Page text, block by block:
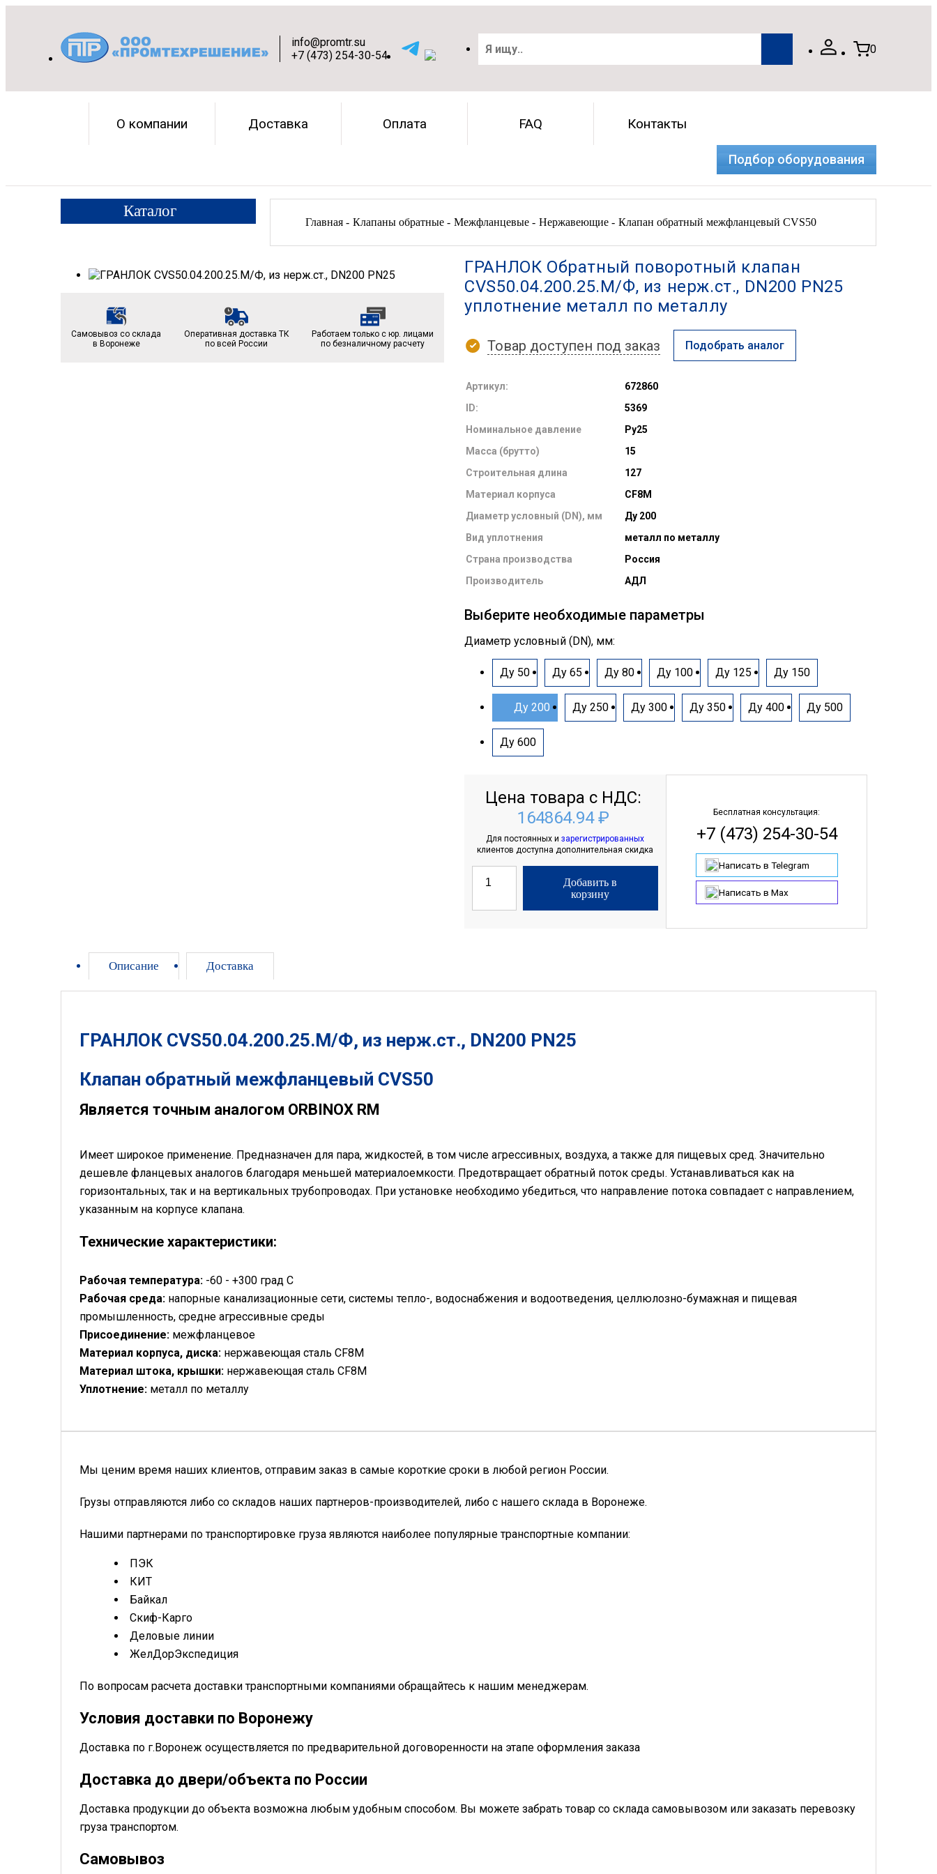
info@promtr.su
+7 (473) 254-30-54
0
О компании Доставка Оплата FAQ Контакты
Подбор оборудования
Каталог
Главная - Клапаны обратные - Межфланцевые - Нержавеющие - Клапан обратный межфланцевый CVS50
Самовывоз со склада
в Воронеже
Оперативная доставка ТК
по всей России
Работаем только с юр. лицами
по безналичному расчету
ГРАНЛОК Обратный поворотный клапан
CVS50.04.200.25.М/Ф, из нерж.ст., DN200 PN25
уплотнение металл по металлу
Товар доступен под заказ Подобрать аналог
Артикул:
672860
ID:
5369
Номинальное давление
Ру25
Масса (брутто)
15
Строительная длина
127
Материал корпуса
CF8M
Диаметр условный (DN), мм
Ду 200
Вид уплотнения
металл по металлу
Страна производства
Россия
Производитель
АДЛ
Выберите необходимые параметры
Диаметр условный (DN), мм:
Ду 50 Ду 65 Ду 80 Ду 100 Ду 125 Ду 150
Ду 200 Ду 250 Ду 300 Ду 350 Ду 400 Ду 500
Ду 600
Цена товара с НДС:
164864.94 ₽
Для постоянных изарегистрированных
клиентов доступна дополнительная скидка
Добавить в
корзину
Бесплатная консультация:
+7 (473) 254-30-54
Написать в Telegram
Написать в Max
Описание Доставка
ГРАНЛОК CVS50.04.200.25.М/Ф, из нерж.ст., DN200 PN25
Клапан обратный межфланцевый CVS50
Является точным аналогом ORBINOX RM
Имеет широкое применение. Предназначен для пара, жидкостей, в том числе агрессивных, воздуха, а также для пищевых сред. Значительно
дешевле фланцевых аналогов благодаря меньшей материалоемкости. Предотвращает обратный поток среды. Устанавливаться как на
горизонтальных, так и на вертикальных трубопроводах. При установке необходимо убедиться, что направление потока совпадает с направлением,
указанным на корпусе клапана.
Технические характеристики:
Рабочая температура: -60 - +300 град С
Рабочая среда: напорные канализационные сети, системы тепло-, водоснабжения и водоотведения, целлюлозно-бумажная и пищевая
промышленность, средне агрессивные среды
Присоединение: межфланцевое
Материал корпуса, диска: нержавеющая сталь CF8M
Материал штока, крышки: нержавеющая сталь CF8M
Уплотнение: металл по металлу
Мы ценим время наших клиентов, отправим заказ в самые короткие сроки в любой регион России.
Грузы отправляются либо со складов наших партнеров-производителей, либо с нашего склада в Воронеже.
Нашими партнерами по транспортировке груза являются наиболее популярные транспортные компании:
ПЭК
КИТ
Байкал
Скиф-Карго
Деловые линии
ЖелДорЭкспедиция
По вопросам расчета доставки транспортными компаниями обращайтесь к нашим менеджерам.
Условия доставки по Воронежу
Доставка по г.Воронеж осуществляется по предварительной договоренности на этапе оформления заказа
Доставка до двери/объекта по России
Доставка продукции до объекта возможна любым удобным способом. Вы можете забрать товар со склада самовывозом или заказать перевозку
груза транспортом.
Самовывоз